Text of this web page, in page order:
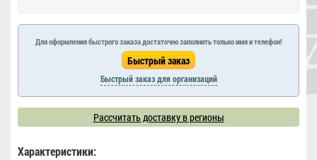
Для оформления быстрого заказа достаточно заполнить только имя и телефон!
Быстрый заказ для организаций
Рассчитать доставку в регионы
Характеристики: